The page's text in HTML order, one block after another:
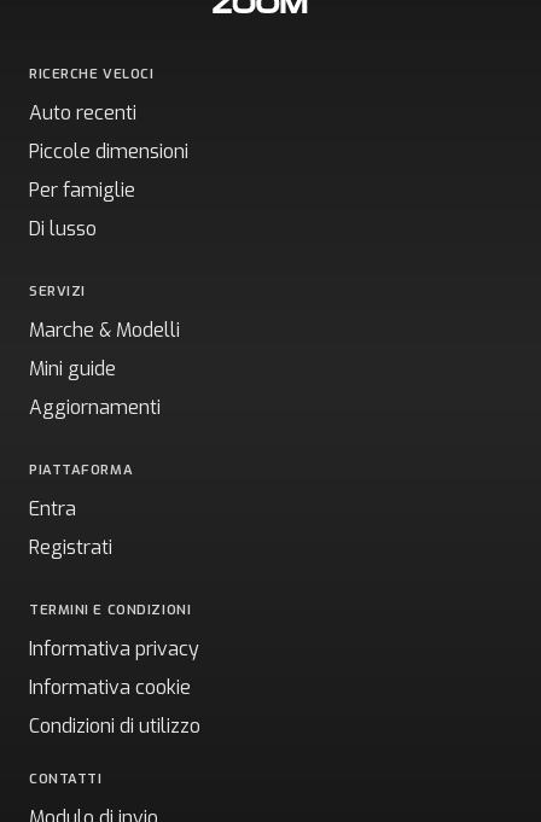
RICERCHE VELOCI
Auto recenti
Piccole dimensioni
Per famiglie
Di lusso
SERVIZI
Marche & Modelli
Mini guide
Aggiornamenti
PIATTAFORMA
Entra
Registrati
TERMINI E CONDIZIONI
Informativa privacy
Informativa cookie
Condizioni di utilizzo
CONTATTI